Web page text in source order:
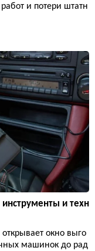
и потери штатн
и техн
окно выго
машинок до рад